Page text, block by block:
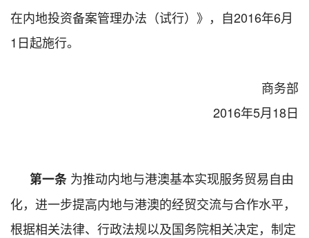
在内地投资备案管理办法（试行）》，自2016年6月
1日起施行。
商务部
2016年5月18日
第一条 为推动内地与港澳基本实现服务贸易自由
化，进一步提高内地与港澳的经贸交流与合作水平，
根据相关法律、行政法规以及国务院相关决定，制定